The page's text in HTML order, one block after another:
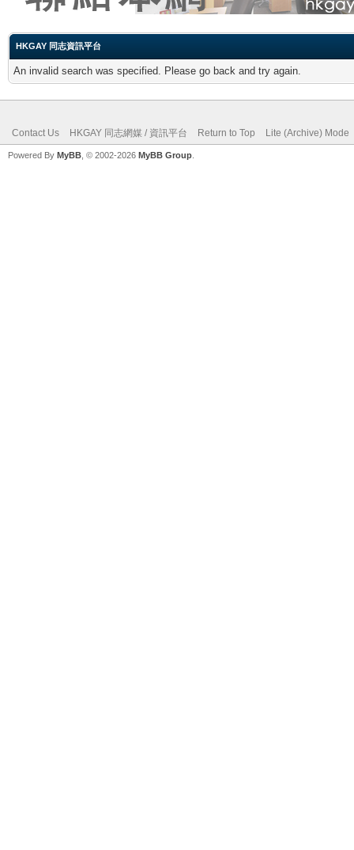
HKGAY 同志資訊平台
An invalid search was specified. Please go back and try again.
Contact Us HKGAY 同志網媒 / 資訊平台 Return to Top Lite (Archive) Mode
Powered By MyBB , © 2002-2026 MyBB Group